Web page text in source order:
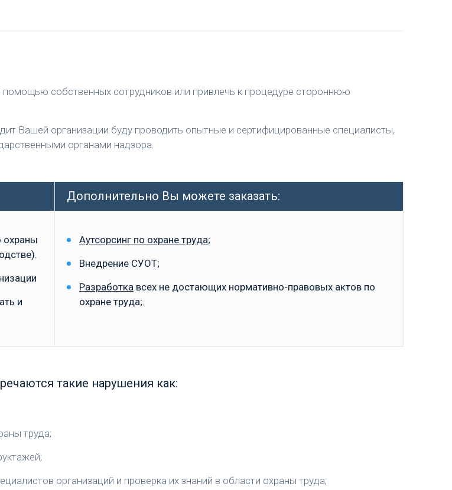
собственных сотрудников или привлечь к процедуре стороннюю
Вашей организации буду проводить опытные и сертифицированные специалисты,
органами надзора.
охраны
и
Дополнительно Вы можете заказать:
Аутсорсинг по охране труда;
Внедрение СУОТ;
Разработка всех не достающих нормативно-правовых актов по
охране труда;.
такие нарушения как:
труда;
организаций и проверка их знаний в области охраны труда;